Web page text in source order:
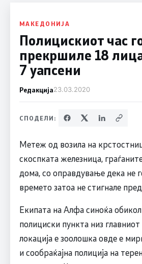
МАКЕДОНИЈА
Полицискиот час
прекршиле 18
7 уапсени
Редакција23.03.2020
СПОДЕЛИ:
Метеж од возила на
скоспката железница,
дома, со оправдување дека не
времето затоа не стигнале
Екипата на Алфа синоќа
полициски пункта низ
локација е зоолошка овде е
и сообраќајна полиција на